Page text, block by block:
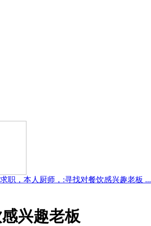
求职，本人厨师，:寻找对餐饮感兴趣老板 ...
兴趣老板